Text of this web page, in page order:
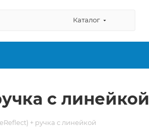
Каталог
с линейкой
+ ручка с линейкой